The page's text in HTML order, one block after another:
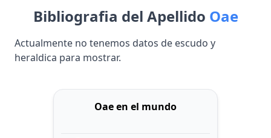
Bibliografia del Apellido Oae
Actualmente no tenemos datos de escudo y
heraldica para mostrar.
Oae en el mundo